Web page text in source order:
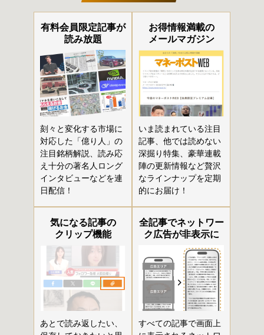
有料会員限定記事が
読み放題
刻々と変化する市場に
対応した「億り人」の
注目銘柄解説、読み応
え十分の著名人ロング
インタビューなどを連
日配信！
お得情報満載の
メールマガジン
いま読まれている注目
記事、他では読めない
深掘り特集、豪華連載
陣の更新情報など贅沢
なラインナップを定期
的にお届け！
気になる記事の
クリップ機能
あとで読み返したい、
全記事でネットワー
ク広告が非表示に
すべての記事で画面上